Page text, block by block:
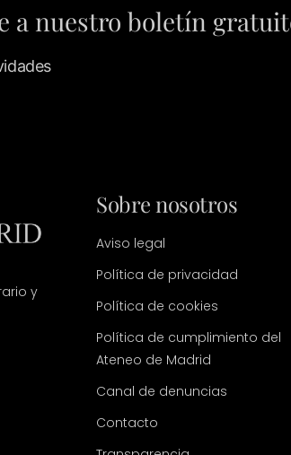
a nuestro boletín
y
Sobre nosotros
Aviso legal
Política de privacidad
Política de cookies
Política de cumplimiento del
Ateneo de Madrid
Canal de denuncias
Contacto